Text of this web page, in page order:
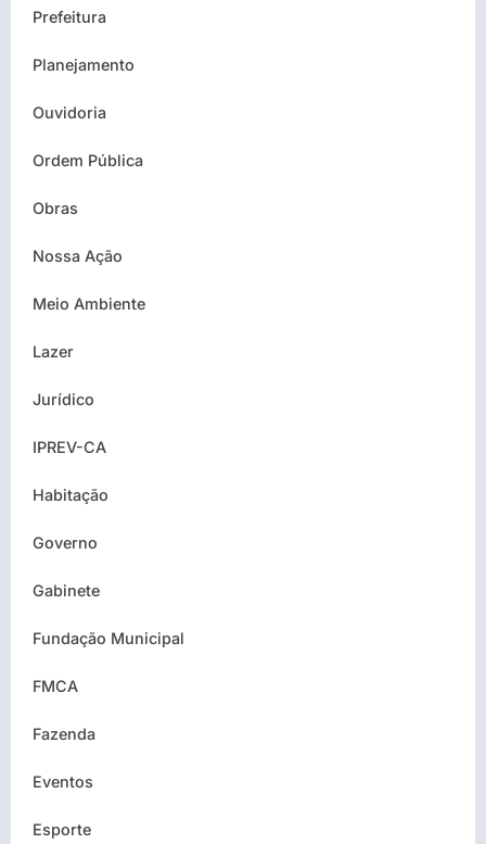
Prefeitura
Planejamento
Ouvidoria
Ordem Pública
Obras
Nossa Ação
Meio Ambiente
Lazer
Jurídico
IPREV-CA
Habitação
Governo
Gabinete
Fundação Municipal
FMCA
Fazenda
Eventos
Esporte